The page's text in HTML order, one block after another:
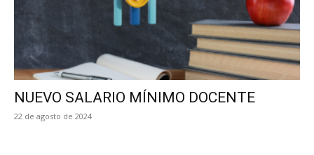
NUEVO SALARIO MÍNIMO DOCENTE
22 de agosto de 2024